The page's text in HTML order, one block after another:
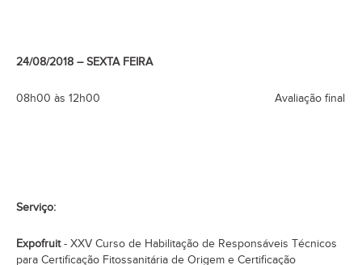
24/08/2018 – SEXTA FEIRA
08h00 às 12h00 Avaliação final
Serviço:
Expofruit- XXV Curso de Habilitação de Responsáveis Técnicos
para Certificação Fitossanitária de Origem e Certificação